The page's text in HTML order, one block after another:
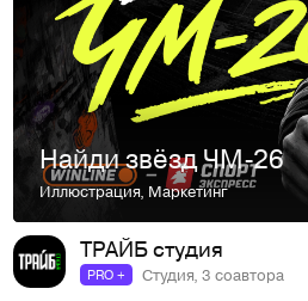
Найди звёзд ЧМ-26
Иллюстрация, Маркетинг
ТРАЙБ студия
PRO + Студия, 3 соавтора